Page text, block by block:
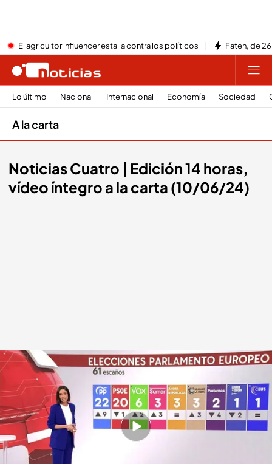
El agricultor influencer estalla contra los políticos Faten, de
Lo último Nacional Internacional Economía Sociedad
A la carta
Noticias Cuatro | Edición 14 horas,
vídeo íntegro a la carta (10/06/24)
Las noticias, de la mano de Alba Lago
Redacción digital Noticias Cuatro
10 JUN 2024 - 15:09h.
El Partido Popular le saca cuatro puntos al
PSOE en las elecciones europeas y pide